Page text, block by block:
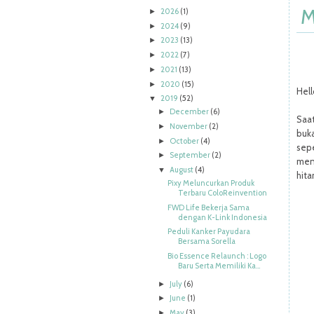
► 2026 (1)
► 2024 (9)
► 2023 (13)
► 2022 (7)
► 2021 (13)
► 2020 (15)
▼ 2019 (52)
► December (6)
► November (2)
► October (4)
► September (2)
▼ August (4)
Pixy Meluncurkan Produk
Terbaru ColoReinvention
FWD Life Bekerja Sama
dengan K-Link Indonesia
Peduli Kanker Payudara
Bersama Sorella
Bio Essence Relaunch : Logo
Baru Serta Memiliki Ka...
► July (6)
► June (1)